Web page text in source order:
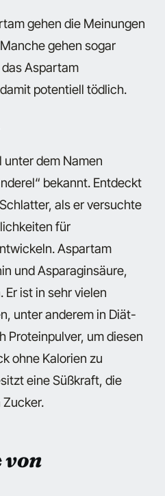
gehen die Meinungen
gehen sogar
Aspartam
potentiell tödlich.
dem Namen
bekannt. Entdeckt
als er versuchte
für
Aspartam
und Asparaginsäure,
ist in sehr vielen
unter anderem in Diät-
Proteinpulver, um diesen
ohne Kalorien zu
eine Süßkraft, die